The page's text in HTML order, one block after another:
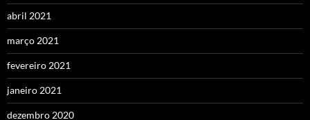
abril 2021
março 2021
fevereiro 2021
janeiro 2021
dezembro 2020